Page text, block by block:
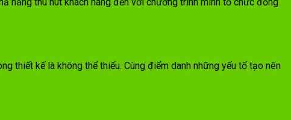
năng thu hút khách hàng đến với chương trình mình tổ chức đồng
thiết kế là không thể thiếu. Cùng điểm danh những yếu tố tạo nên